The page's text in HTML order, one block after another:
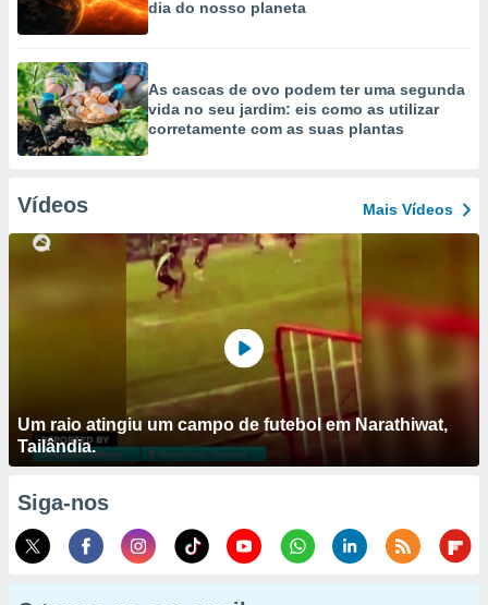
dia do nosso planeta
As cascas de ovo podem ter uma segunda
vida no seu jardim: eis como as utilizar
corretamente com as suas plantas
Vídeos Mais Vídeos
Um raio atingiu um campo de futebol em Narathiwat,
Tailândia.
Siga-nos